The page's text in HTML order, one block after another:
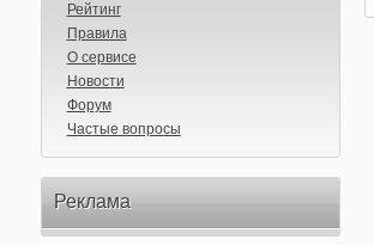
Рейтинг
Правила
О сервисе
Новости
Форум
Частые вопросы
Реклама